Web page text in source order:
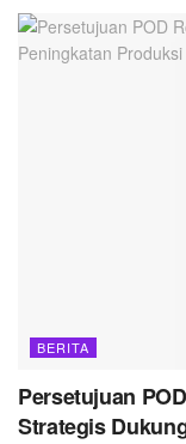
BERITA
Persetujuan
Strategis